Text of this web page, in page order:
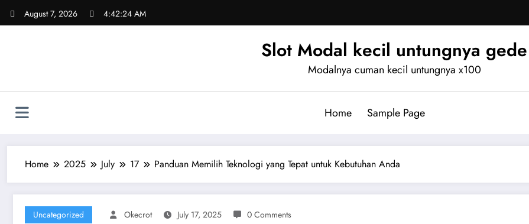
August 7, 2026 4:42:25 AM
Slot Modal kecil untungnya gede
Modalnya cuman kecil untungnya x100
Home Sample Page
Home 2025 July 17 Panduan Memilih Teknologi yang Tepat untuk Kebutuhan Anda
Uncategorized Okecrot July 17, 2025 0 Comments